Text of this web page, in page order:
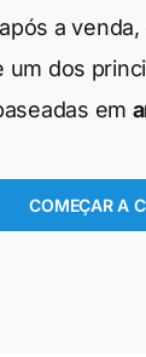
a
dos
em
COMEÇAR A